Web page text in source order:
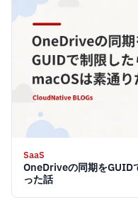
SaaS
OneDriveの同期をGUID
った話